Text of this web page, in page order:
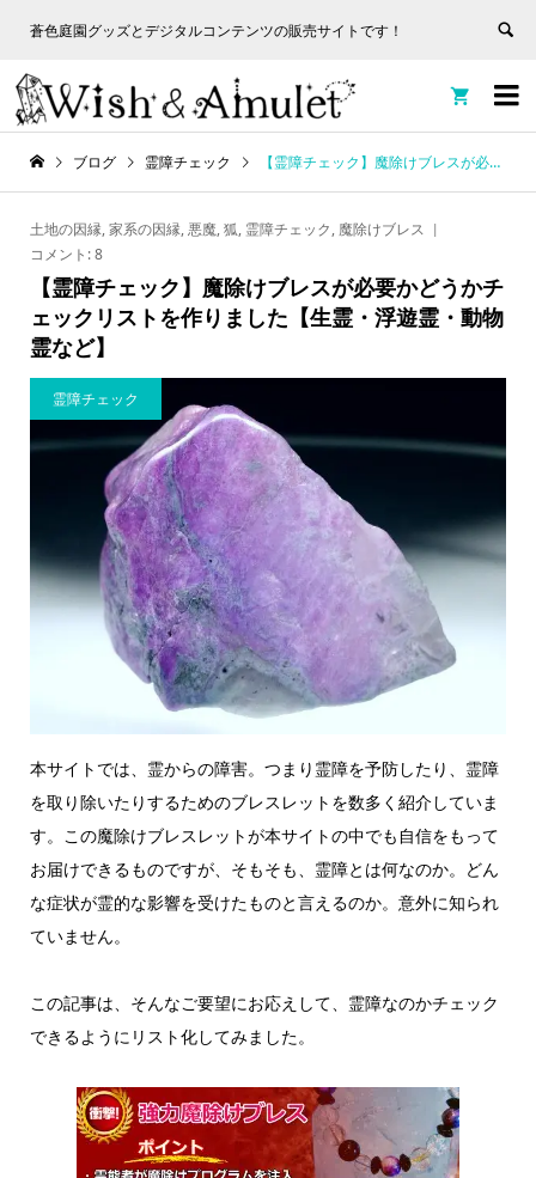
蒼色庭園グッズとデジタルコンテンツの販売サイトです！


ブログ 霊障チェック 【霊障チェック】魔除けブレスが必要かどうかチェックリストを作りました【生霊・浮遊霊・動物霊など】
土地の因縁,家系の因縁,悪魔,狐, 霊障チェック, 魔除けブレス
コメント:8
【霊障チェック】魔除けブレスが必要かどうかチ
ェックリストを作りました【生霊・浮遊霊・動物
霊など】
霊障チェック
本サイトでは、霊からの障害。つまり霊障を予防したり、霊障
を取り除いたりするためのブレスレットを数多く紹介していま
す。この魔除けブレスレットが本サイトの中でも自信をもって
お届けできるものですが、そもそも、霊障とは何なのか。どん
な症状が霊的な影響を受けたものと言えるのか。意外に知られ
ていません。
この記事は、そんなご要望にお応えして、霊障なのかチェック
できるようにリスト化してみました。
蒼色庭園グッズとデジタルコンテンツの販売サイトです！
非表